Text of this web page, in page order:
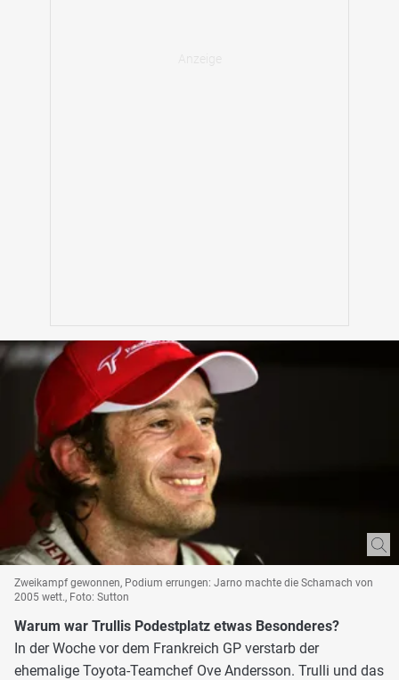
Zweikampf gewonnen, Podium errungen: Jarno machte die Schamach von
2005 wett., Foto: Sutton
Warum war Trullis Podestplatz etwas Besonderes?
In der Woche vor dem Frankreich GP verstarb der
ehemalige Toyota-Teamchef Ove Andersson. Trulli und das